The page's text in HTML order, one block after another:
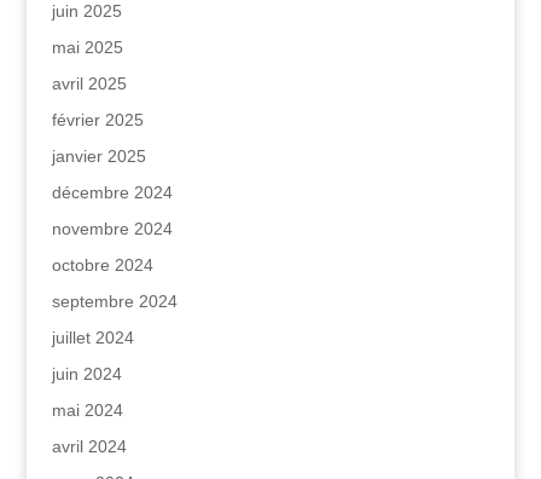
juin 2025
mai 2025
avril 2025
février 2025
janvier 2025
décembre 2024
novembre 2024
octobre 2024
septembre 2024
juillet 2024
juin 2024
mai 2024
avril 2024